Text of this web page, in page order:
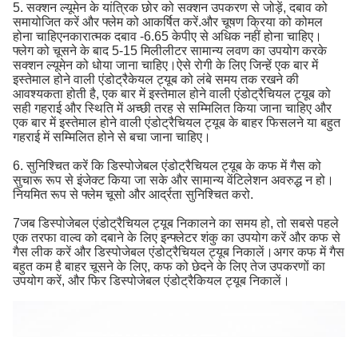
5. सक्शन ल्यूमेन के यांत्रिक छोर को सक्शन उपकरण से जोड़ें, दबाव को
समायोजित करें और फ्लेम को आकर्षित करें.और चूषण क्रिया को कोमल
होना चाहिएनकारात्मक दबाव -6.65 केपीए से अधिक नहीं होना चाहिए।
फ्लेग को चूसने के बाद 5-15 मिलीलीटर सामान्य लवण का उपयोग करके
सक्शन ल्यूमेन को धोया जाना चाहिए।ऐसे रोगी के लिए जिन्हें एक बार में
इस्तेमाल होने वाली एंडोट्रैकेयल ट्यूब को लंबे समय तक रखने की
आवश्यकता होती है, एक बार में इस्तेमाल होने वाली एंडोट्रैचियल ट्यूब को
सही गहराई और स्थिति में अच्छी तरह से सम्मिलित किया जाना चाहिए और
एक बार में इस्तेमाल होने वाली एंडोट्रैचियल ट्यूब के बाहर फिसलने या बहुत
गहराई में सम्मिलित होने से बचा जाना चाहिए।
6. सुनिश्चित करें कि डिस्पोजेबल एंडोट्रैचियल ट्यूब के कफ में गैस को
सुचारू रूप से इंजेक्ट किया जा सके और सामान्य वेंटिलेशन अवरुद्ध न हो।
नियमित रूप से फ्लेम चूसो और आर्द्रता सुनिश्चित करो.
7जब डिस्पोजेबल एंडोट्रैचियल ट्यूब निकालने का समय हो, तो सबसे पहले
एक तरफा वाल्व को दबाने के लिए इन्फ्लेटर शंकु का उपयोग करें और कफ से
गैस लीक करें और डिस्पोजेबल एंडोट्रैचियल ट्यूब निकालें।अगर कफ में गैस
बहुत कम है बाहर चूसने के लिए, कफ को छेदने के लिए तेज उपकरणों का
उपयोग करें, और फिर डिस्पोजेबल एंडोट्रैकियल ट्यूब निकालें।